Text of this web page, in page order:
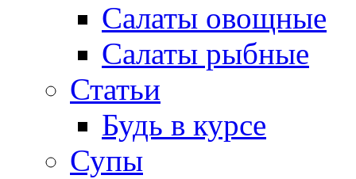
Салаты овощные
Салаты рыбные
Статьи
Будь в курсе
Супы